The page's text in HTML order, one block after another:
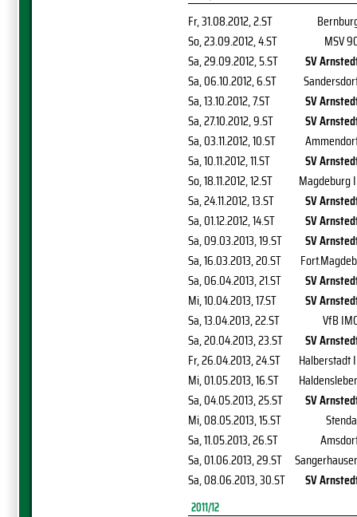
Fr, 31.08.2012, 2.ST
So, 23.09.2012, 4.ST
MSV
Sa, 29.09.2012, 5.ST
SV
Sa, 06.10.2012, 6.ST
Sa, 13.10.2012, 7.ST
SV
Sa, 27.10.2012, 9.ST
SV
Sa, 03.11.2012, 10.ST
Sa, 10.11.2012, 11.ST
SV
So, 18.11.2012, 12.ST
Magdeburg
Sa, 24.11.2012, 13.ST
SV
Sa, 01.12.2012, 14.ST
SV
Sa, 09.03.2013, 19.ST
SV
Sa, 16.03.2013, 20.ST
Sa, 06.04.2013, 21.ST
SV
Mi, 10.04.2013, 17.ST
SV
Sa, 13.04.2013, 22.ST
VfB
Sa, 20.04.2013, 23.ST
SV
Fr, 26.04.2013, 24.ST
Halberstadt
Mi, 01.05.2013, 16.ST
Sa, 04.05.2013, 25.ST
SV
Mi, 08.05.2013, 15.ST
Sa, 11.05.2013, 26.ST
Sa, 01.06.2013, 29.ST
Sa, 08.06.2013, 30.ST SV
2011/12